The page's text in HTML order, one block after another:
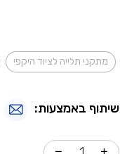
מתקני תלייה לציוד היקפי
שיתוף באמצעות: